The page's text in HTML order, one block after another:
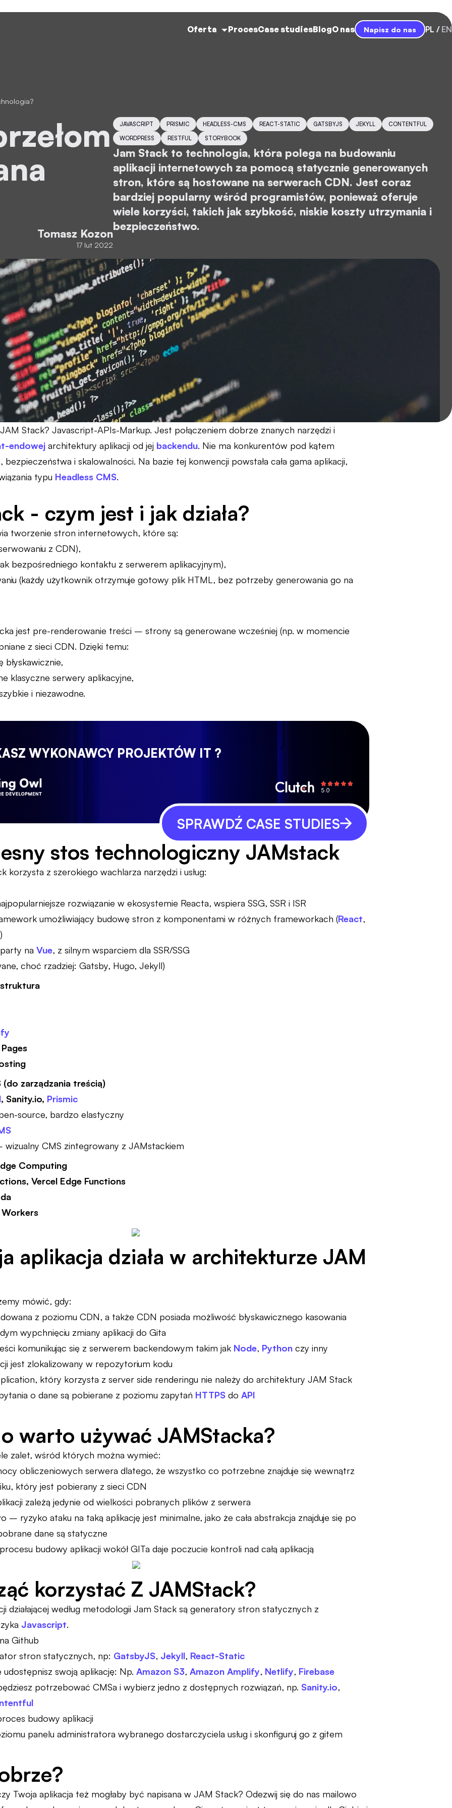
Oferta ProcesCase studiesBlogO nas Napisz do nas PL EN
Tomasz Kozon
17 lut 2022
JAVASCRIPT PRISMIC HEADLESS-CMS REACT-STATIC GATSBYJS JEKYLL
CONTENTFUL
WORDPRESS
RESTFUL STORYBOOK
Jam Stack to technologia, która polega na budowaniu
aplikacji internetowych za pomocą statycznie generowanych
stron, które są hostowane na serwerach CDN. Jest coraz
bardziej popularny wśród programistów, ponieważ oferuje
wiele korzyści, takich jak szybkość, niskie koszty utrzymania i
bezpieczeństwo.
Stack? Javascript-APIs-Markup. Jest połączeniem dobrze znanych narzędzi i
endowej architektury aplikacji od jej backendu. Nie ma konkurentów pod kątem
bezpieczeństwa i skalowalności. Na bazie tej konwencji powstała cała gama aplikacji,
typu Headless CMS.
- czym jest i jak działa?
tworzenie stron internetowych, które są:
z CDN),
bezpośredniego kontaktu z serwerem aplikacyjnym),
(każdy użytkownik otrzymuje gotowy plik HTML, bez potrzeby generowania go na
jest pre-renderowanie treści – strony są generowane wcześniej (np. w momencie
z sieci CDN. Dzięki temu:
błyskawicznie,
klasyczne serwery aplikacyjne,
i niezawodne.
WYKONAWCY PROJEKTÓW IT ?
SPRAWDŹ CASE STUDIES
stos technologiczny JAMstack
korzysta z szerokiego wachlarza narzędzi i usług:
rozwiązanie w ekosystemie Reacta, wspiera SSG, SSR i ISR
umożliwiający budowę stron z komponentami w różnych frameworkach (React,
)
na Vue, z silnym wsparciem dla SSR/SSG
choć rzadziej: Gatsby, Hugo, Jekyll)
(do zarządzania treścią)
, Sanity.io, Prismic
source, bardzo elastyczny
CMS zintegrowany z JAMstackiem
Computing
Vercel Edge Functions
aplikacja działa w architekturze JAM
mówić, gdy:
z poziomu CDN, a także CDN posiada możliwość błyskawicznego kasowania
wypchnięciu zmiany aplikacji do Gita
komunikując się z serwerem backendowym takim jak Node, Python czy inny
jest zlokalizowany w repozytorium kodu
który korzysta z server side renderingu nie należy do architektury JAM Stack
o dane są pobierane z poziomu zapytań HTTPS do API
warto używać JAMStacka?
zalet, wśród których można wymieć:
obliczeniowych serwera dlatego, że wszystko co potrzebne znajduje się wewnątrz
który jest pobierany z sieci CDN
zależą jedynie od wielkości pobranych plików z serwera
– ryzyko ataku na taką aplikację jest minimalne, jako że cała abstrakcja znajduje się po
dane są statyczne
budowy aplikacji wokół GITa daje poczucie kontroli nad całą aplikacją
korzystać Z JAMStack?
działającej według metodologii Jam Stack są generatory stron statycznych z
Javascript.
Github
stron statycznych, np: GatsbyJS, Jekyll, React-Static
udostępnisz swoją aplikację: Np. Amazon S3, Amazon Amplify, Netlify, Firebase
potrzebować CMSa i wybierz jedno z dostępnych rozwiązań, np. Sanity.io,
budowy aplikacji
panelu administratora wybranego dostarczyciela usług i skonfiguruj go z gitem
Twoja aplikacja też mogłaby być napisana w JAM Stack? Odezwij się do nas mailowo